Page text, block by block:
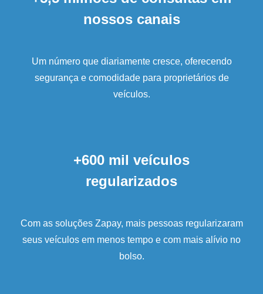
nossos canais
Um número que diariamente cresce, oferecendo
segurança e comodidade para proprietários de
veículos.
+600 mil veículos
regularizados
Com as soluções Zapay, mais pessoas regularizaram
seus veículos em menos tempo e com mais alívio no
bolso.